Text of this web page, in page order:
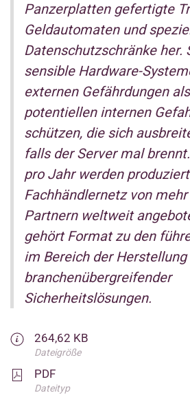
Panzerplatten gefertigte
Geldautomaten und
Datenschutzschränke her.
sensible Hardware-
externen Gefährdungen
potentiellen internen
schützen, die sich
falls der Server mal
pro Jahr werden
Fachhändlernetz von
Partnern weltweit
gehört Format zu den
im Bereich der Herstellung
branchenübergreifender
Sicherheitslösungen.
264,62 KB
Dateigröße
PDF
Dateityp